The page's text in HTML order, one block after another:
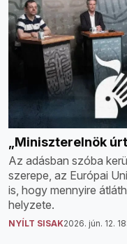
„Miniszterelnök
Az adásban szóba
szerepe, az Európai
is, hogy mennyire
helyzete.
NYÍLT SISAK2026. jún. 12.